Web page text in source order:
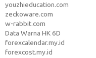
youzhieducation.com
zeckoware.com
w-rabbit.com
Data Warna HK 6D
forexcalendar.my.id
forexcost.my.id